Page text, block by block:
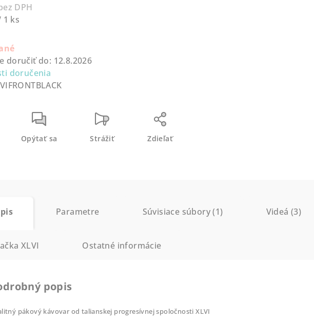
DPH
1 ks
doručiť do: 12.8.2026
doručenia
Opýtať sa Strážiť Zdieľať
Parametre Súvisiace súbory (1) Videá (3)
XLVI Ostatné informácie
popis
pákový kávovar od talianskej progresívnej spoločnosti XLVI